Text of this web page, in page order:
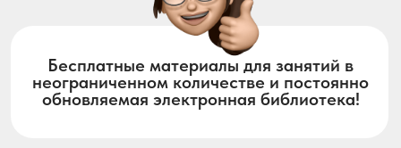
Оставить заявку